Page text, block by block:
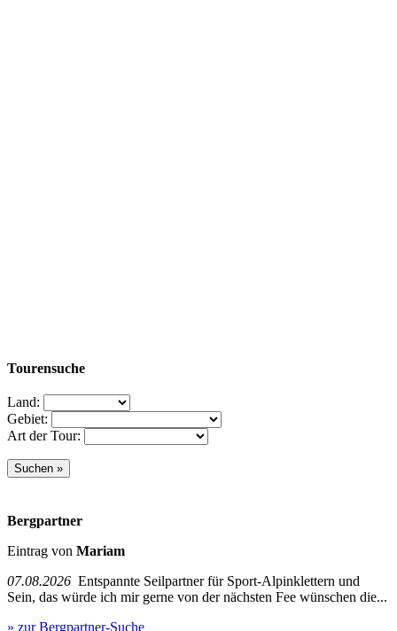
Tourensuche
Land:
Gebiet:
Art der Tour:
Bergpartner
Eintrag von Mariam
07.08.2026 Entspannte Seilpartner für Sport-Alpinklettern und
Sein, das würde ich mir gerne von der nächsten Fee wünschen die...
» zur Bergpartner-Suche